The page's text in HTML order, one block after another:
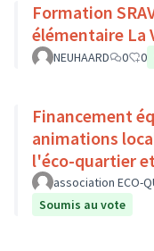
Formation
élémentaire La
NEUHAARD 0 0
Financement
animations
l'éco-quartier
association ECO-
Soumis au vote